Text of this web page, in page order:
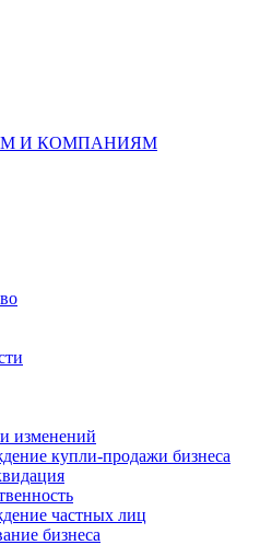
И КОМПАНИЯМ
изменений
купли-продажи бизнеса
частных лиц
бизнеса